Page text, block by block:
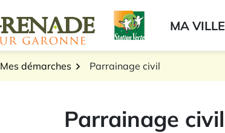
Logo Grenade sur GaronneMA VILLE
Mes démarches Parrainage civil
Parrainage civil